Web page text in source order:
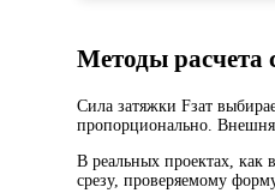
Методы расчета
Сила затяжки Fзат
пропорционально.
В реальных проектах, как
срезу, проверяемому